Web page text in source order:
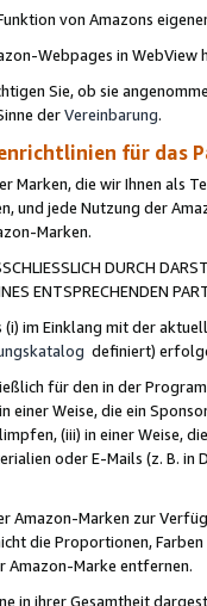
von Amazons
Webpages in WebView
Sie, ob sie
derVereinbarung.
für das
Marken, die wir Ihnen als
und jede Nutzung der
Marken.
DURCH
ENTSPRECHENDEN
im Einklang mit der
definiert)
für den in der
Weise, die ein
(iii) in einer Weise,
oder E-Mails (z. B. in
Amazon-Marken zur
die Proportionen,
Amazon-Marke entfernen.
in ihrer Gesamtheit